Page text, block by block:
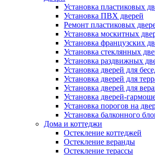
Установка пластиковых
Установка ПВХ дверей
Ремонт пластиковых
Установка москитных
Установка французских
Установка стеклянных
Установка раздвижных
Установка дверей для
Установка дверей для
Установка дверей для
Установка дверей-
Установка порогов на
Установка балконного
Дома и коттеджи
Остекление коттеджей
Остекление веранды
Остекление терассы